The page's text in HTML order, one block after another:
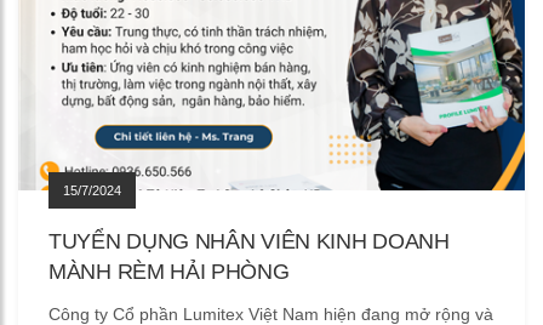
15/7/2024
TUYỂN DỤNG NHÂN VIÊN KINH DOANH
MÀNH RÈM HẢI PHÒNG
Công ty Cổ phần Lumitex Việt Nam hiện đang mở rộng và